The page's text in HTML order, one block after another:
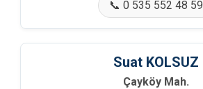
📞 0 535 552 48 59
Suat KOLSUZ
Çayköy Mah.